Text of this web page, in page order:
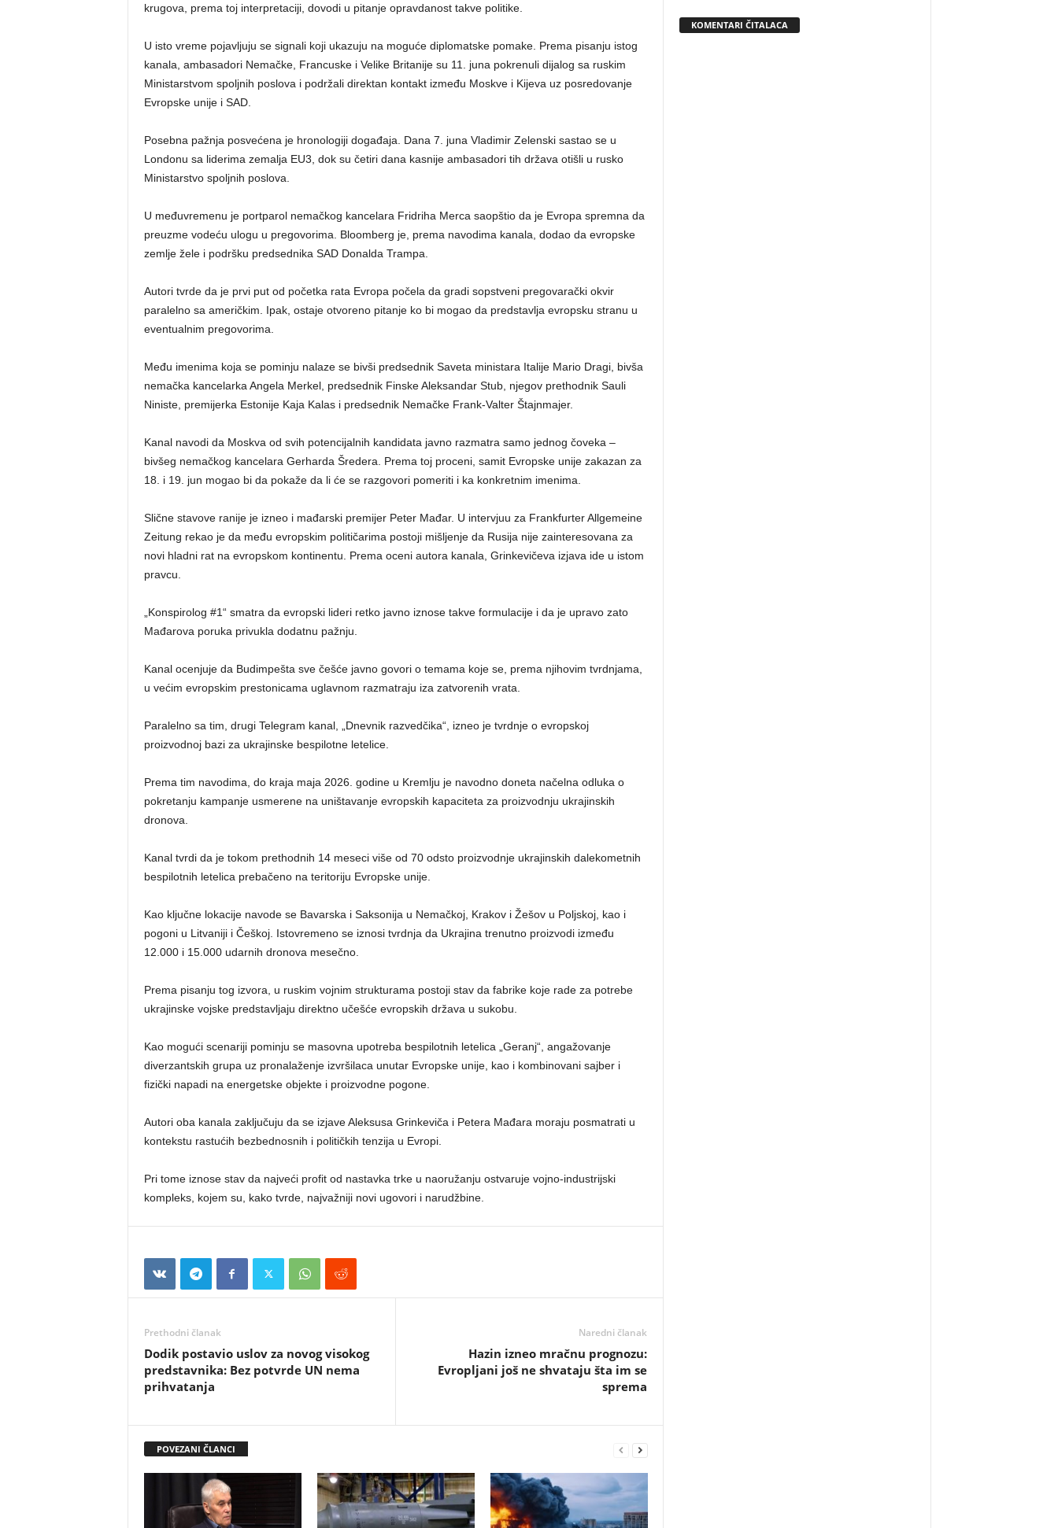
krugova, prema toj interpretaciji, dovodi u pitanje opravdanost takve politike.
U isto vreme pojavljuju se signali koji ukazuju na moguće diplomatske pomake. Prema pisanju istog
kanala, ambasadori Nemačke, Francuske i Velike Britanije su 11. juna pokrenuli dijalog sa ruskim
Ministarstvom spoljnih poslova i podržali direktan kontakt između Moskve i Kijeva uz posredovanje
Evropske unije i SAD.
Posebna pažnja posvećena je hronologiji događaja. Dana 7. juna Vladimir Zelenski sastao se u
Londonu sa liderima zemalja EU3, dok su četiri dana kasnije ambasadori tih država otišli u rusko
Ministarstvo spoljnih poslova.
U međuvremenu je portparol nemačkog kancelara Fridriha Merca saopštio da je Evropa spremna da
preuzme vodeću ulogu u pregovorima. Bloomberg je, prema navodima kanala, dodao da evropske
zemlje žele i podršku predsednika SAD Donalda Trampa.
Autori tvrde da je prvi put od početka rata Evropa počela da gradi sopstveni pregovarački okvir
paralelno sa američkim. Ipak, ostaje otvoreno pitanje ko bi mogao da predstavlja evropsku stranu u
eventualnim pregovorima.
Među imenima koja se pominju nalaze se bivši predsednik Saveta ministara Italije Mario Dragi, bivša
nemačka kancelarka Angela Merkel, predsednik Finske Aleksandar Stub, njegov prethodnik Sauli
Niniste, premijerka Estonije Kaja Kalas i predsednik Nemačke Frank-Valter Štajnmajer.
Kanal navodi da Moskva od svih potencijalnih kandidata javno razmatra samo jednog čoveka –
bivšeg nemačkog kancelara Gerharda Šredera. Prema toj proceni, samit Evropske unije zakazan za
18. i 19. jun mogao bi da pokaže da li će se razgovori pomeriti i ka konkretnim imenima.
Slične stavove ranije je izneo i mađarski premijer Peter Mađar. U intervjuu za Frankfurter Allgemeine
Zeitung rekao je da među evropskim političarima postoji mišljenje da Rusija nije zainteresovana za
novi hladni rat na evropskom kontinentu. Prema oceni autora kanala, Grinkevičeva izjava ide u istom
pravcu.
„Konspirolog #1“ smatra da evropski lideri retko javno iznose takve formulacije i da je upravo zato
Mađarova poruka privukla dodatnu pažnju.
Kanal ocenjuje da Budimpešta sve češće javno govori o temama koje se, prema njihovim tvrdnjama,
u većim evropskim prestonicama uglavnom razmatraju iza zatvorenih vrata.
Paralelno sa tim, drugi Telegram kanal, „Dnevnik razvedčika“, izneo je tvrdnje o evropskoj
proizvodnoj bazi za ukrajinske bespilotne letelice.
Prema tim navodima, do kraja maja 2026. godine u Kremlju je navodno doneta načelna odluka o
pokretanju kampanje usmerene na uništavanje evropskih kapaciteta za proizvodnju ukrajinskih
dronova.
Kanal tvrdi da je tokom prethodnih 14 meseci više od 70 odsto proizvodnje ukrajinskih dalekometnih
bespilotnih letelica prebačeno na teritoriju Evropske unije.
Kao ključne lokacije navode se Bavarska i Saksonija u Nemačkoj, Krakov i Žešov u Poljskoj, kao i
pogoni u Litvaniji i Češkoj. Istovremeno se iznosi tvrdnja da Ukrajina trenutno proizvodi između
12.000 i 15.000 udarnih dronova mesečno.
Prema pisanju tog izvora, u ruskim vojnim strukturama postoji stav da fabrike koje rade za potrebe
ukrajinske vojske predstavljaju direktno učešće evropskih država u sukobu.
Kao mogući scenariji pominju se masovna upotreba bespilotnih letelica „Geranj“, angažovanje
diverzantskih grupa uz pronalaženje izvršilaca unutar Evropske unije, kao i kombinovani sajber i
fizički napadi na energetske objekte i proizvodne pogone.
Autori oba kanala zaključuju da se izjave Aleksusa Grinkeviča i Petera Mađara moraju posmatrati u
kontekstu rastućih bezbednosnih i političkih tenzija u Evropi.
Pri tome iznose stav da najveći profit od nastavka trke u naoružanju ostvaruje vojno-industrijski
kompleks, kojem su, kako tvrde, najvažniji novi ugovori i narudžbine.
Prethodni članak
Dodik postavio uslov za novog visokog
predstavnika: Bez potvrde UN nema
prihvatanja
Naredni članak
Hazin izneo mračnu prognozu:
Evropljani još ne shvataju šta im se
sprema
POVEZANI ČLANCI
KOMENTARI ČITALACA